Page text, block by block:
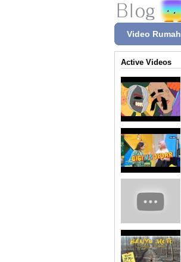
Video Rumah
Active Videos